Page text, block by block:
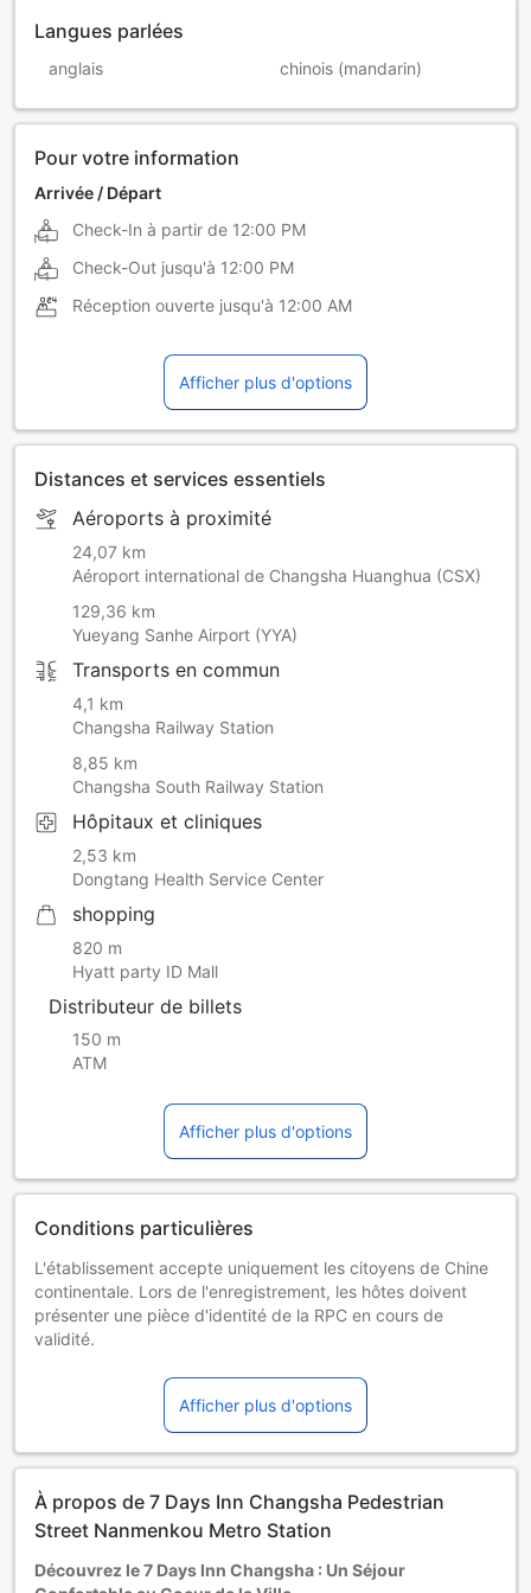
Langues parlées
anglais chinois (mandarin)
Pour votre information
Arrivée / Départ
Check-In à partir de 12:00 PM
Check-Out jusqu'à 12:00 PM
Réception ouverte jusqu'à 12:00 AM
Afficher plus d'options
Distances et services essentiels
Aéroports à proximité
24,07 km
Aéroport international de Changsha Huanghua (CSX)
129,36 km
Yueyang Sanhe Airport (YYA)
Transports en commun
4,1 km
Changsha Railway Station
8,85 km
Changsha South Railway Station
Hôpitaux et cliniques
2,53 km
Dongtang Health Service Center
shopping
820 m
Hyatt party ID Mall
Distributeur de billets
150 m
ATM
Afficher plus d'options
Conditions particulières
L'établissement accepte uniquement les citoyens de Chine
continentale. Lors de l'enregistrement, les hôtes doivent
présenter une pièce d'identité de la RPC en cours de
validité.
Jeunes enfants de 0 à 2 an(s) [inclus]
Séjour gratuit en utilisant la literie existante. Veuillez noter
qu'un lit pour bébé peut entraîner des frais additionnels et
sa disponibilité n'est pas assurée.
Séjour gratuit en utilisant la literie existante.
Les hôtes de 13 ans et plus sont considérés comme des
Les lits supplémentaires dépendent de la chambre que
Afficher plus d'options
À propos de 7 Days Inn Changsha Pedestrian
Street Nanmenkou Metro Station
Découvrez le 7 Days Inn Changsha : Un Séjour